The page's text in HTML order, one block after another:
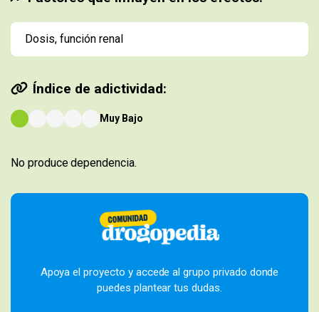
Dosis, función renal
Índice de adictividad:
Muy Bajo
No produce dependencia.
Apoya el proyecto y accede al grupo privado donde
puedes plantear tus dudas.